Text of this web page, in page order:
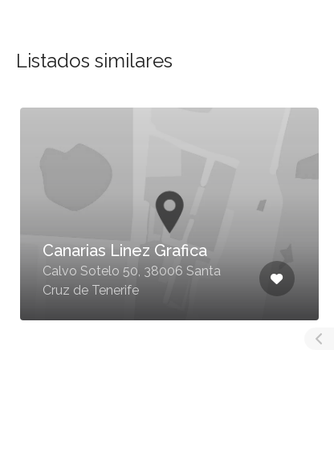
Listados similares
Canarias Linez Grafica
Calvo Sotelo 50, 38006 Santa
Cruz de Tenerife